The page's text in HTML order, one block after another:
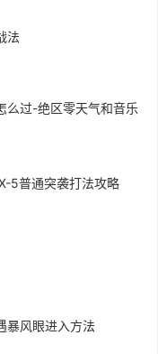
法
么过-绝区零天气和音乐
5普通突袭打法攻略
暴风眼进入方法